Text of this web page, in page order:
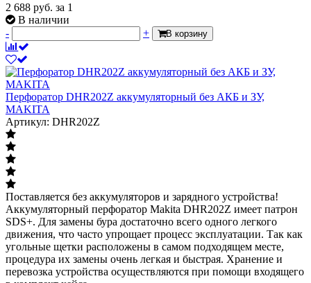
2 688 руб. за 1
В наличии
-
+ В корзину
Перфоратор DHR202Z аккумуляторный без АКБ и ЗУ,
MAKITA
Артикул: DHR202Z
Поставляется без аккумуляторов и зарядного устройства!
Аккумуляторный перфоратор Makita DHR202Z имеет патрон
SDS+. Для замены бура достаточно всего одного легкого
движения, что часто упрощает процесс эксплуатации. Так как
угольные щетки расположены в самом подходящем месте,
процедура их замены очень легкая и быстрая. Хранение и
перевозка устройства осуществляются при помощи входящего